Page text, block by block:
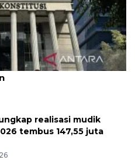
Agama perihal isbat
realisasi mudik
tembus 147,55 juta